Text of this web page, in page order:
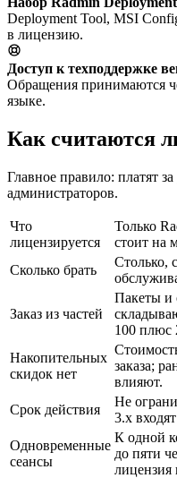
Deployment Tool, MSI
в лицензию.
Доступ к техподдержке
Обращения принимаются
языке.
Как считаются
Главное правило: платят
администраторов.
Что
лицензируется
Только
стоит на
Сколько брать
Столько,
Заказ из частей
Пакеты и
100 плюс
Накопительных
скидок нет
заказа;
влияют.
Срок действия
Не
3.x
Одновременные
сеансы
К одной
до пяти
лицензия